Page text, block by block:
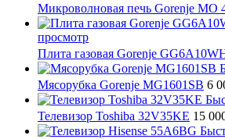
Микроволновая печь Gorenje MO
просмотр
Плита газовая Gorenje
Мясорубка Gorenje MG1601SB 6
Телевизор Toshiba 32V35KE 15